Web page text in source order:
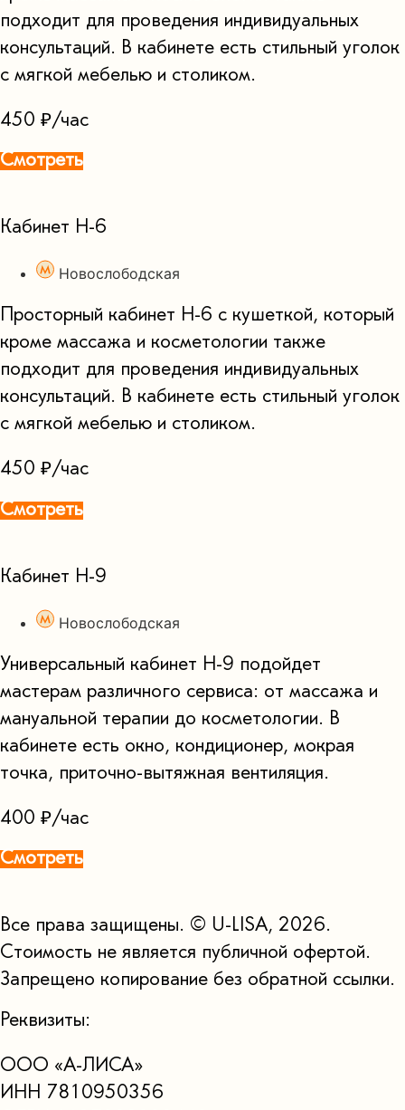
подходит для проведения индивидуальных
консультаций. В кабинете есть стильный уголок
с мягкой мебелью и столиком.
450 ₽/час
Смотреть
Кабинет Н-6
Новослободская
Просторный кабинет Н-6 с кушеткой, который
кроме массажа и косметологии также
подходит для проведения индивидуальных
консультаций. В кабинете есть стильный уголок
с мягкой мебелью и столиком.
450 ₽/час
Смотреть
Кабинет Н-9
Новослободская
Универсальный кабинет Н-9 подойдет
мастерам различного сервиса: от массажа и
мануальной терапии до косметологии. В
кабинете есть окно, кондиционер, мокрая
точка, приточно-вытяжная вентиляция.
400 ₽/час
Смотреть
Все права защищены. © U-LISA, 2026.
Стоимость не является публичной офертой.
Запрещено копирование без обратной ссылки.
Реквизиты:
ООО «А-ЛИСА»
ИНН 7810950356